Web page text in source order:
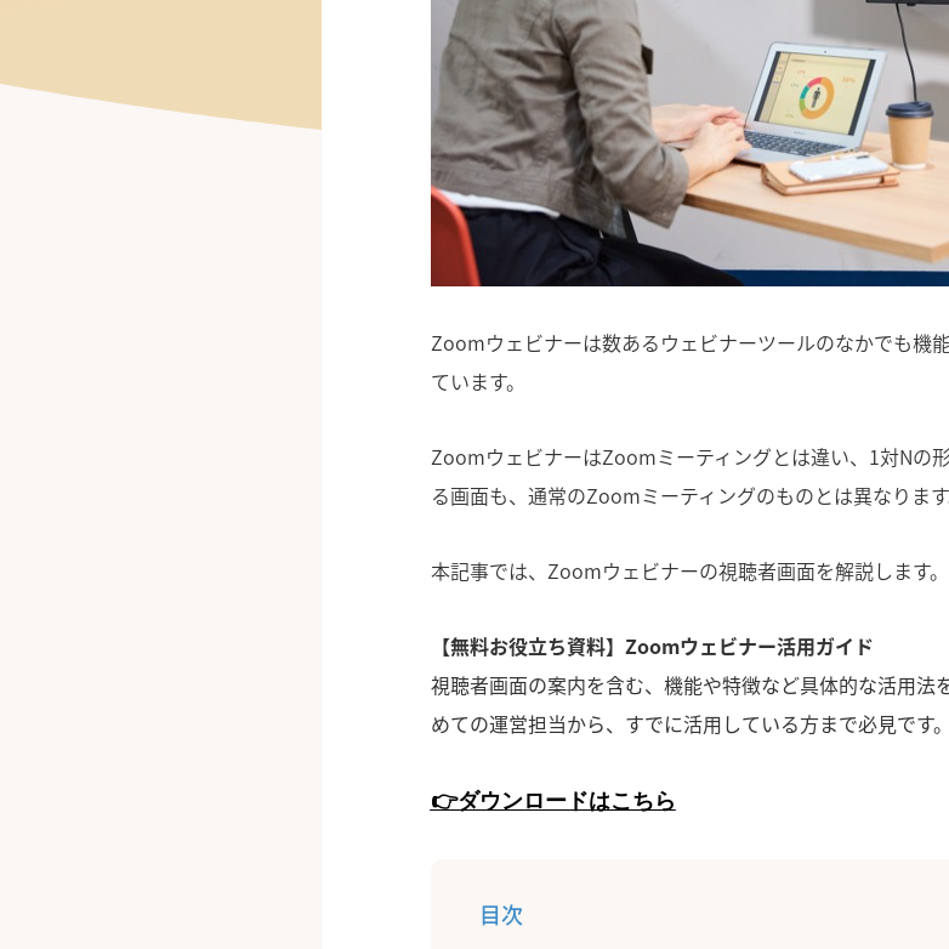
Zoomウェビナーは数あるウェビナーツールのなかでも機
ています。
ZoomウェビナーはZoomミーティングとは違い、1対Nの
る画面も、通常のZoomミーティングのものとは異なります
本記事では、Zoomウェビナーの視聴者画面を解説します。
【無料お役立ち資料】Zoomウェビナー活用ガイド
視聴者画面の案内を含む、機能や特徴など具体的な活用法
めての運営担当から、すでに活用している方まで必見です。
👉ダウンロードはこちら
目次